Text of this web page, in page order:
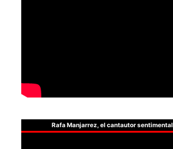
Rafa Manjarrez, el cantautor sentimental